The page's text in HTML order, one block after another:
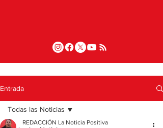
Entrada
Todas las Noticias
REDACCIÓN La Noticia Positiva